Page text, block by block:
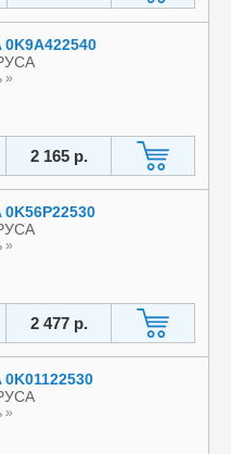
0K9A422540
»
2 165 р.
0K56P22530
»
2 477 р.
0K01122530
»